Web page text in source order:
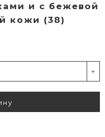
и с бежевой
кожи (38)
+